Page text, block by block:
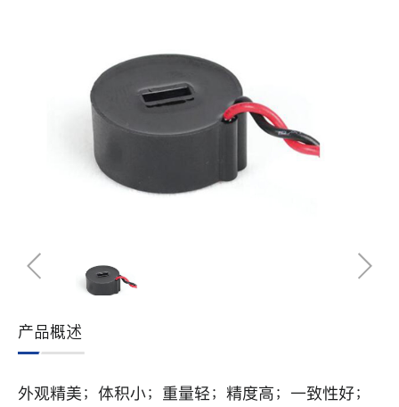
产品概述
外观精美；体积小；重量轻；精度高；一致性好；